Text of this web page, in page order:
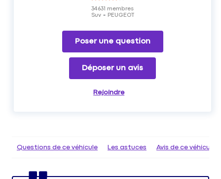
Suv PEUGEOT
34631 membres
Poser une question
Déposer un avis
Rejoindre
Questions de ce véhicule Les astuces Avis de ce véhicule